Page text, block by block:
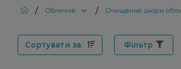
/ Обличчя / Очищення шкіри
Сортувати за: Фільтр